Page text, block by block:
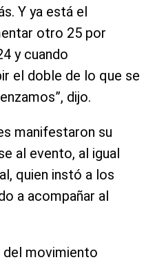
Y ya está el
otro 25 por
y cuando
el doble de lo que se
dijo.
manifestaron su
al evento, al igual
quien instó a los
a acompañar al
movimiento